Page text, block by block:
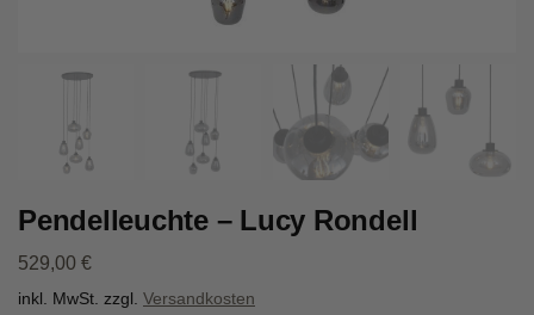
Pendelleuchte – Lucy Rondell
529,00 €
inkl. MwSt. zzgl. Versandkosten